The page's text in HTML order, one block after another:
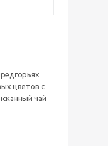
цветов с
чай